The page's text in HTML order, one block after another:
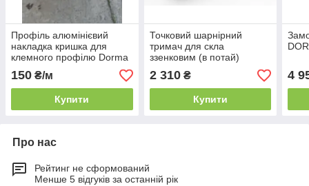
Профіль алюмінієвий
накладка кришка для
клемного профілю Dorma
40 мм для скла
150 ₴/м
Купити
Точковий шарнірний
тримач для скла
ззенковим (в потай)
2 310₴
Купити
4
Про нас
Рейтинг не сформований
Менше 5 відгуків за останній рік